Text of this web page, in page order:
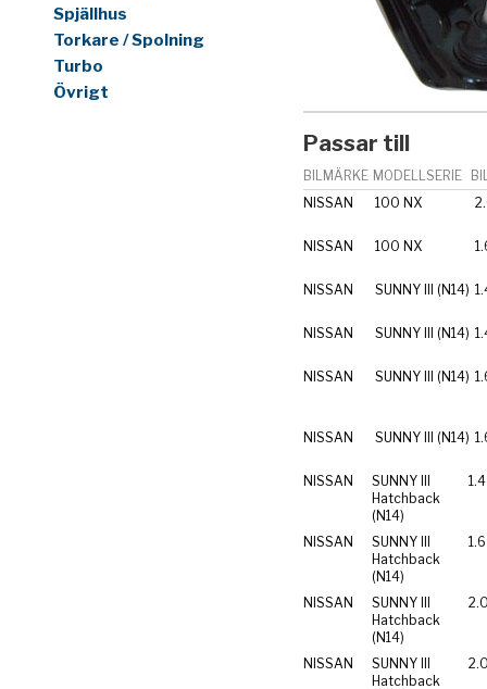
Spjällhus
Torkare / Spolning
Turbo
Övrigt
Passar till
BILMÄRKE MODELLSERIE
NISSAN
100 NX
NISSAN 100 NX
NISSAN SUNNY III (N14)
NISSAN SUNNY III (N14)
NISSAN SUNNY III (N14)
NISSAN SUNNY III (N14)
NISSAN
SUNNY III
Hatchback
(N14)
NISSAN
SUNNY III
Hatchback
(N14)
NISSAN
SUNNY III
Hatchback
(N14)
NISSAN
SUNNY III
Hatchback